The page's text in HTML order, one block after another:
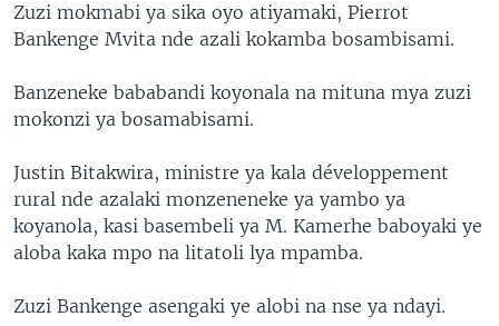
Zuzi mokmabi ya sika oyo atiyamaki, Pierrot
Bankenge Mvita nde azali kokamba bosambisami.
Banzeneke bababandi koyonala na mituna mya zuzi
mokonzi ya bosamabisami.
Justin Bitakwira, ministre ya kala développement
rural nde azalaki monzeneneke ya yambo ya
koyanola, kasi basembeli ya M. Kamerhe baboyaki ye
aloba kaka mpo na litatoli lya mpamba.
Zuzi Bankenge asengaki ye alobi na nse ya ndayi.